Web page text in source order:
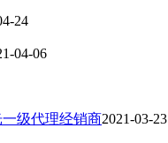
24
04-06
级代理经销商2021-03-23